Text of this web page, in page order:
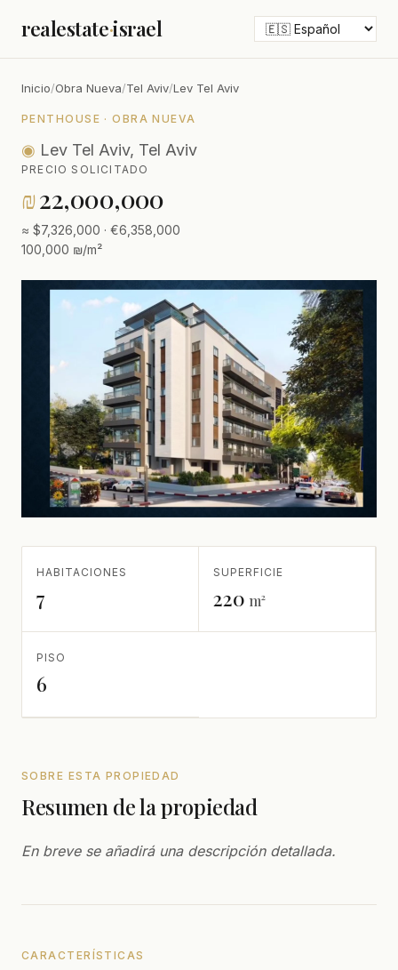
realestate·israel
Inicio/Obra Nueva/Tel Aviv/Lev Tel Aviv
PENTHOUSE · OBRA NUEVA
◉ Lev Tel Aviv, Tel Aviv
PRECIO SOLICITADO
₪22,000,000
≈ $7,326,000 · €6,358,000
100,000 ₪/m²
HABITACIONES
7
SUPERFICIE
220 m²
PISO
6
SOBRE ESTA PROPIEDAD
Resumen de la propiedad
En breve se añadirá una descripción detallada.
CARACTERÍSTICAS